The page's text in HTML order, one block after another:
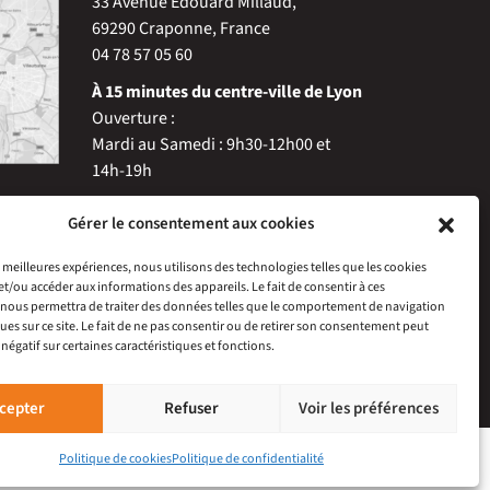
Gérer le consentement aux cookies
expériences, nous utilisons des technologies telles que les cookies
ou accéder aux informations des appareils. Le fait de consentir à ces
permettra de traiter des données telles que le comportement de navigation
sur ce site. Le fait de ne pas consentir ou de retirer son consentement peut
sur certaines caractéristiques et fonctions.
Refuser Voir les préférences
Politique de cookiesPolitique de confidentialité
69290 Craponne, France
04 78 57 05 60
À 15 minutes du centre-ville de Lyon
Ouverture :
Mardi au Samedi : 9h30-12h00 et
14h-19h